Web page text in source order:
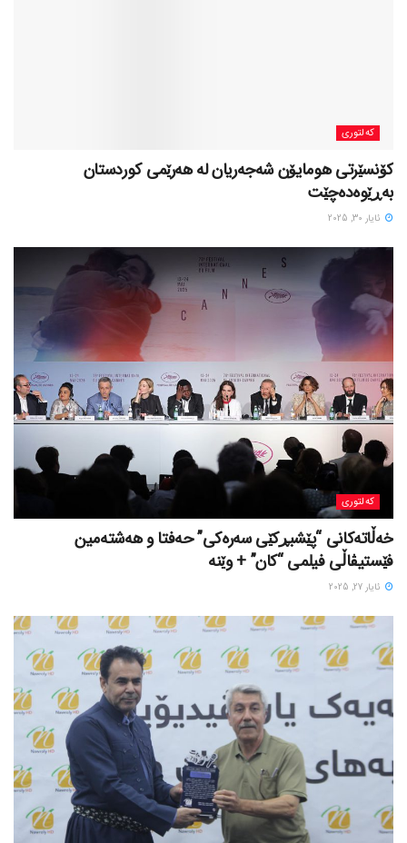
کەلتوری
کۆنسێرتی هومایۆن شەجەریان لە هەرێمی کوردستان
بەڕێوەدەچێت
ئایار 30, 2025
کەلتوری
خه‌ڵاته‌کانی “پێشبڕکێی سه‌ره‌کی” حه‌فتا و هه‌شته‌مین
فێستیڤاڵی فیلمی “کان” + وێنە
ئایار 27, 2025